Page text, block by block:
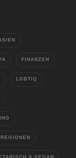
FINANZEN
LGBTIQ
& VEGAN